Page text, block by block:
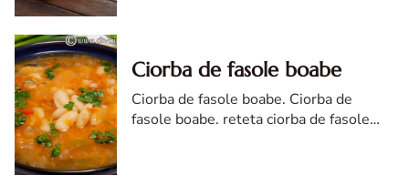
Ciorba de fasole boabe
Ciorba de fasole boabe. Ciorba de
fasole boabe. reteta ciorba de fasole